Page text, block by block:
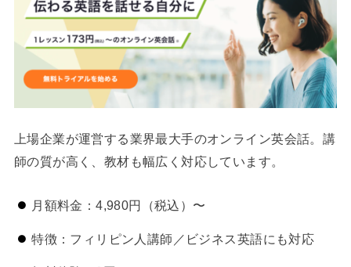
上場企業が運営する業界最大手のオンライン英会話。講
師の質が高く、教材も幅広く対応しています。
月額料金：4,980円（税込）〜
特徴：フィリピン人講師／ビジネス英語にも対応